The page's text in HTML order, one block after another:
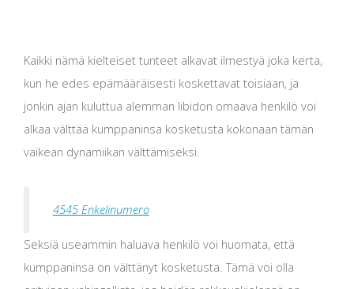
Kaikki nämä kielteiset tunteet alkavat ilmestyä joka kerta,
kun he edes epämääräisesti koskettavat toisiaan, ja
jonkin ajan kuluttua alemman libidon omaava henkilö voi
alkaa välttää kumppaninsa kosketusta kokonaan tämän
vaikean dynamiikan välttämiseksi.
4545 Enkelinumero
Seksiä useammin haluava henkilö voi huomata, että
kumppaninsa on välttänyt kosketusta. Tämä voi olla